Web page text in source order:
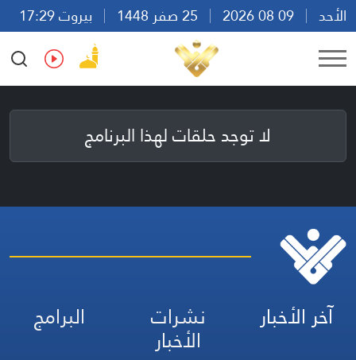
الأحد
بيروت 17:29
Ar
En Fr Es
لا توجد حلقات لهذا البرنامج
آخر الأخبار نشرات
الأخبار
البرامج